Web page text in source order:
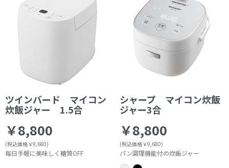
ツインバード マイコン
炊飯ジャー 1.5合
￥8,800
(税込価格￥9,680)
毎日手軽に美味しく糖質OFF
シャープ マイコン炊飯
ジャー3合
￥8,800
(税込価格￥9,680)
パン調理機能付の炊飯ジャー